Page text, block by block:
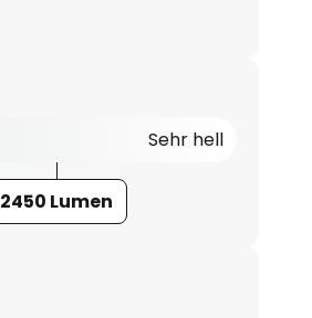
Sehr hell
2450 Lumen